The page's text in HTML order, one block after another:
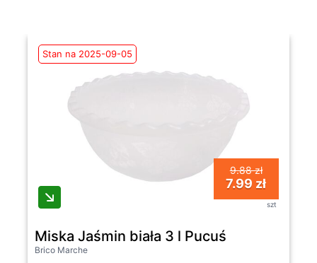
Stan na 2025-09-05
9.88 zł
7.99 zł
szt
Miska Jaśmin biała 3 l Pucuś
Brico Marche